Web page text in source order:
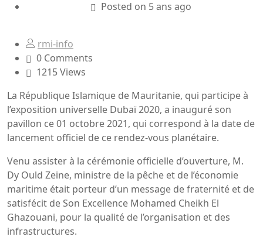
Posted on 5 ans ago
rmi-info
0 Comments
1215 Views
La République Islamique de Mauritanie, qui participe à
l’exposition universelle Dubaï 2020, a inauguré son
pavillon ce 01 octobre 2021, qui correspond à la date de
lancement officiel de ce rendez-vous planétaire.
Venu assister à la cérémonie officielle d’ouverture, M.
Dy Ould Zeine, ministre de la pêche et de l’économie
maritime était porteur d’un message de fraternité et de
satisfécit de Son Excellence Mohamed Cheikh El
Ghazouani, pour la qualité de l’organisation et des
infrastructures.